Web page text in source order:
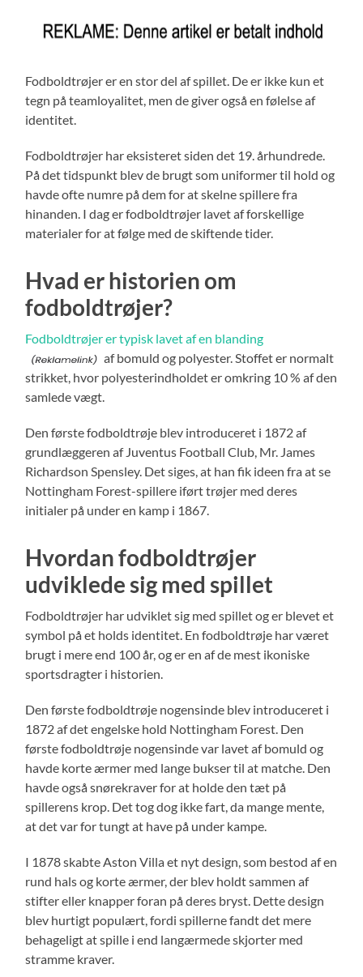
Fodboldtrøjer er en stor del af spillet. De er ikke kun et
tegn på teamloyalitet, men de giver også en følelse af
identitet.
Fodboldtrøjer har eksisteret siden det 19. århundrede.
På det tidspunkt blev de brugt som uniformer til hold og
havde ofte numre på dem for at skelne spillere fra
hinanden. I dag er fodboldtrøjer lavet af forskellige
materialer for at følge med de skiftende tider.
Hvad er historien om
fodboldtrøjer?
Fodboldtrøjer er typisk lavet af en blanding
af bomuld og polyester. Stoffet er normalt
strikket, hvor polyesterindholdet er omkring 10 % af den
samlede vægt.
Den første fodboldtrøje blev introduceret i 1872 af
grundlæggeren af Juventus Football Club, Mr. James
Richardson Spensley. Det siges, at han fik ideen fra at se
Nottingham Forest-spillere iført trøjer med deres
initialer på under en kamp i 1867.
Hvordan fodboldtrøjer
udviklede sig med spillet
Fodboldtrøjer har udviklet sig med spillet og er blevet et
symbol på et holds identitet. En fodboldtrøje har været
brugt i mere end 100 år, og er en af de mest ikoniske
sportsdragter i historien.
Den første fodboldtrøje nogensinde blev introduceret i
1872 af det engelske hold Nottingham Forest. Den
første fodboldtrøje nogensinde var lavet af bomuld og
havde korte ærmer med lange bukser til at matche. Den
havde også snørekraver for at holde den tæt på
spillerens krop. Det tog dog ikke fart, da mange mente,
at det var for tungt at have på under kampe.
I 1878 skabte Aston Villa et nyt design, som bestod af en
rund hals og korte ærmer, der blev holdt sammen af
stifter eller knapper foran på deres bryst. Dette design
blev hurtigt populært, fordi spillerne fandt det mere
behageligt at spille i end langærmede skjorter med
stramme kraver.